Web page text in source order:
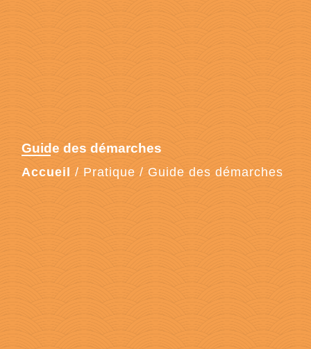
Guide des démarches
Accueil / Pratique / Guide des démarches